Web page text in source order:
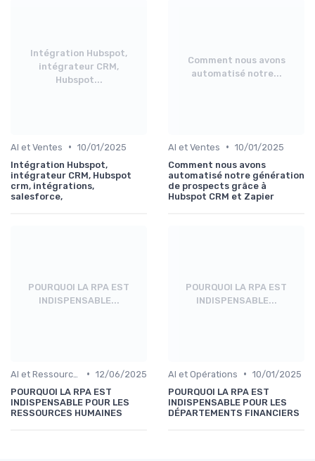
Intégration Hubspot,
intégrateur CRM,
Hubspot...
AI et Ventes • 10/01/2025
Intégration Hubspot,
intégrateur CRM, Hubspot
crm, intégrations,
salesforce,
Comment nous avons
automatisé notre...
AI et Ventes • 10/01/2025
Comment nous avons
automatisé notre génération
de prospects grâce à
Hubspot CRM et Zapier
POURQUOI LA RPA EST
INDISPENSABLE...
• 12/06/2025
POURQUOI LA RPA EST
INDISPENSABLE POUR LES
RESSOURCES HUMAINES
POURQUOI LA RPA EST
INDISPENSABLE...
AI et Opérations • 10/01/2025
POURQUOI LA RPA EST
INDISPENSABLE POUR LES
DÉPARTEMENTS FINANCIERS